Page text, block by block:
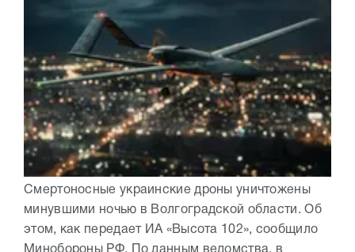
Смертоносные украинские дроны уничтожены
минувшими ночью в Волгоградской области. Об
этом, как передает ИА «Высота 102», сообщило
Минобороны РФ. По данным ведомства, в